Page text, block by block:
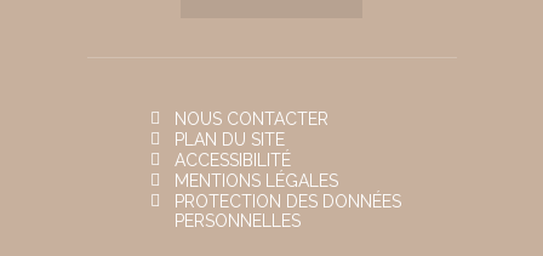
NOUS CONTACTER
PLAN DU SITE
ACCESSIBILITÉ
MENTIONS LÉGALES
PROTECTION DES DONNÉES
PERSONNELLES